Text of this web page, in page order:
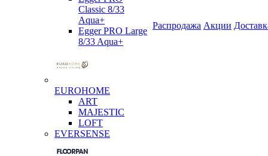
Classic 8/33
Aqua+
Egger PRO Large
8/33 Aqua+
EUROHOME
ART
MAJESTIC
LOFT
EVERSENSE
Распродажа Акции